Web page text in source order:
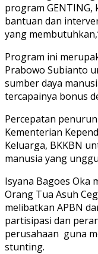
program GENTING,
bantuan dan
yang
Program ini
Prabowo Subianto
sumber daya
tercapainya bonus
Percepatan
Kementerian
Keluarga, BKKBN
manusia yang
Isyana Bagoes Oka
Orang Tua Asuh
melibatkan APBN
partisipasi dan
perusahaan guna
stunting.